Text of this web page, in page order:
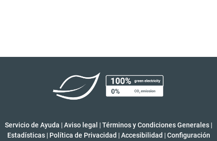
Servicio de Ayuda |Aviso legal |Términos y Condiciones Generales |
Estadísticas | Política de Privacidad | Accesibilidad | Configuración